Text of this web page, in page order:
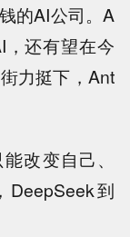
的AI公司。A
还有望在今
力挺下，Ant
改变自己、
到